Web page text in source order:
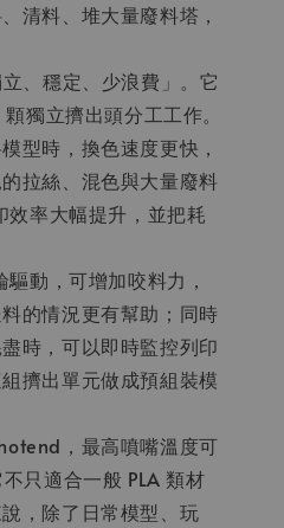
清料、堆大量廢料塔，
、穩定、少浪費」。它
獨立擠出頭分工工作。
型時，換色速度更快，
拉絲、混色與大量廢料
效率大幅提升，並把耗
動，可增加咬料力，
的情況更有幫助；同時
時，可以即時監控列印
擠出單元做成預組裝模
，最高噴嘴溫度可
只適合一般 PLA 類材
，除了日常模型、玩